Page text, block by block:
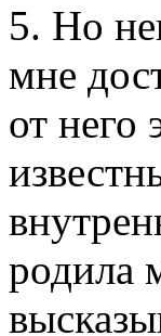
5. Но
мне
от него
родила